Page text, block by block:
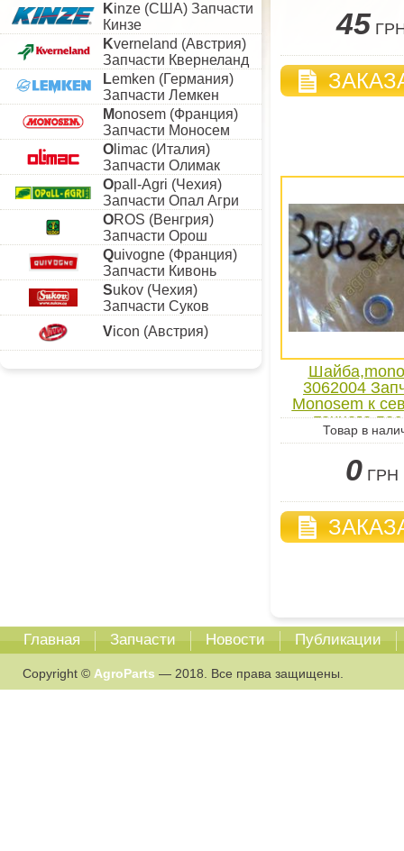
Kinze (США) Запчасти
Кинзе
Kverneland (Австрия)
Запчасти Квернеланд
Lemken (Германия)
Запчасти Лемкен
Monosem (Франция)
Запчасти Моносем
O limac (Италия)
Запчасти Олимак
Opall-Agri (Чехия)
Запчасти Опал Агри
OROS (Венгрия)
Запчасти Орош
Quivogne (Франция)
Запчасти Кивонь
Sukov (Чехия)
Запчасти Суков
Vicon (Австрия)
45
3062004
Monosem к
точного
Товар в
0 ГРН
Главная Запчасти Новости Публикации
Copyright © AgroParts — 2018. Все права защищены.